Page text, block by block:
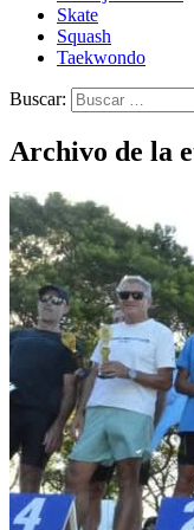
Skate
Squash
Taekwondo
Buscar:
Archivo de la